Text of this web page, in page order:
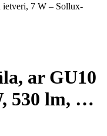
ar GU10
530 lm, …